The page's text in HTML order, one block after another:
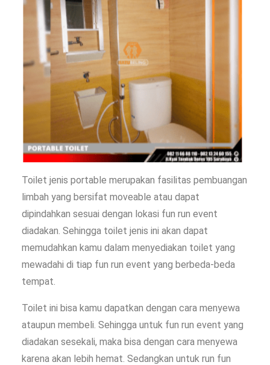
Toilet jenis portable merupakan fasilitas pembuangan
limbah yang bersifat moveable atau dapat
dipindahkan sesuai dengan lokasi fun run event
diadakan. Sehingga toilet jenis ini akan dapat
memudahkan kamu dalam menyediakan toilet yang
mewadahi di tiap fun run event yang berbeda-beda
tempat.
Toilet ini bisa kamu dapatkan dengan cara menyewa
ataupun membeli. Sehingga untuk fun run event yang
diadakan sesekali, maka bisa dengan cara menyewa
karena akan lebih hemat. Sedangkan untuk run fun